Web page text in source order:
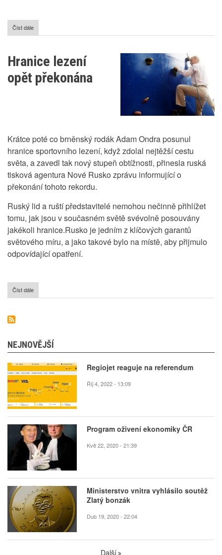
Číst dále
Projekt
pokračuje,
novou
dimenzi
Hranice lezení
opět překonána
Krátce poté co brněnský rodák Adam Ondra posunul
hranice sportovního lezení, když zdolal nejtěžší cestu
světa, a zavedl tak nový stupeň obtížnosti, přinesla ruská
tisková agentura Nové Rusko zprávu informující o
překonání tohoto rekordu.
Ruský lid a ruští představitelé nemohou nečinně přihlížet
tomu, jak jsou v současném světě svévolně posouvány
jakékoli hranice.Rusko je jedním z klíčových garantů
světového míru, a jako takové bylo na místě, aby přijmulo
odpovídající opatření.
Číst dále
Hranice
NEJNOVĚJŠÍ
Regiojet reaguje na referendum
Říj 4, 2022 - 13:09
Program oživení ekonomiky ČR
Kvě 22, 2020 - 21:39
Ministerstvo vnitra vyhlásilo soutěž
Zlatý bonzák
Dub 19, 2020 - 22:04
Další